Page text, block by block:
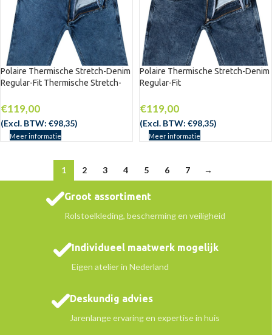
Polaire Thermische Stretch-Denim
Regular-Fit Thermische Stretch-
lining
€119,00
(Excl. BTW: €98,35)
Meer informatie
Polaire Thermische Stretch-Denim
Regular-Fit
€119,00
(Excl. BTW: €98,35)
Meer informatie
1 2 3 4 5 6 7 →
Groot assortiment
Rolstoelkleding, bescherming en veiligheid
Individueel maatwerk mogelijk
Eigen atelier in Nederland
Deskundig advies
Jarenlange ervaring en expertise in huis